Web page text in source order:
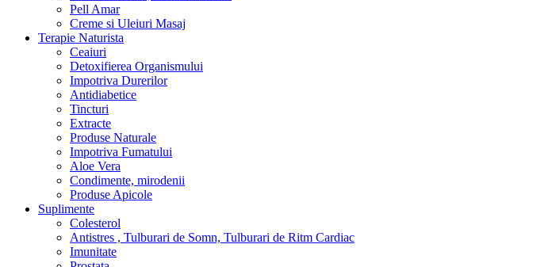
Pell Amar
Creme si Uleiuri Masaj
Terapie Naturista
Ceaiuri
Detoxifierea Organismului
Impotriva Durerilor
Antidiabetice
Tincturi
Extracte
Produse Naturale
Impotriva Fumatului
Aloe Vera
Condimente, mirodenii
Produse Apicole
Suplimente
Colesterol
Antistres , Tulburari de Somn, Tulburari de Ritm Cardiac
Imunitate